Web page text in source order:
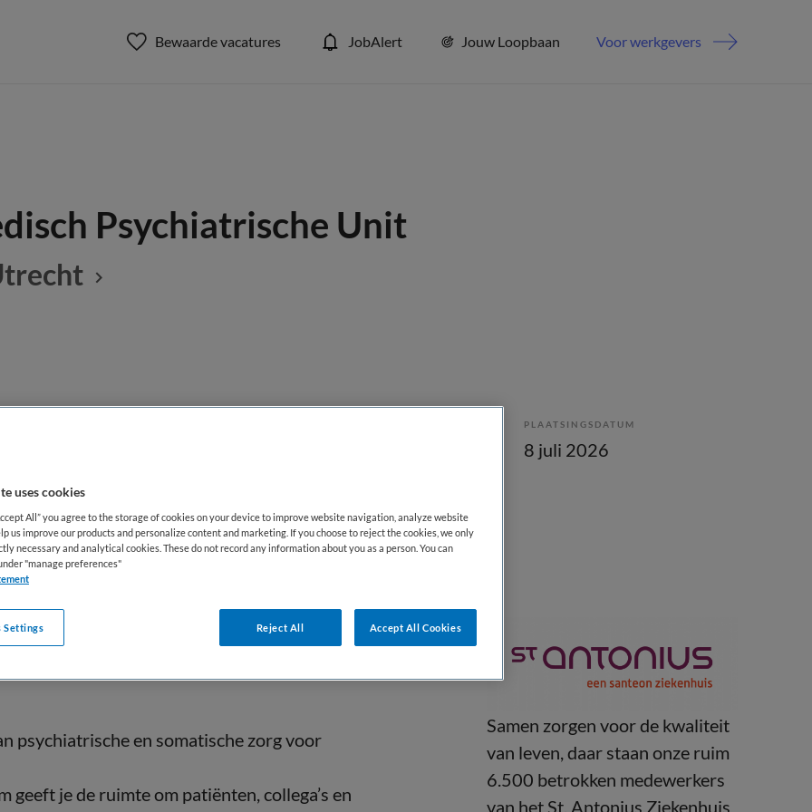
Bewaarde vacatures JobAlert Jouw Loopbaan Voor werkgevers
Psychiatrische Unit
PLAATSINGSDATUM
8 juli 2026
Parttime
en bouw een vaste basis op binnen een
psychiatrische en somatische zorg voor
geeft je de ruimte om patiënten, collega’s en
Samen zorgen voor de kwaliteit
van leven, daar staan onze ruim
6.500 betrokken medewerkers
van het St. Antonius Ziekenhuis
uses cookies
All” you agree to the storage of cookies on your device to improve website navigation, analyze website
us improve our products and personalize content and marketing. If you choose to reject the cookies, we only
necessary and analytical cookies. These do not record any information about you as a person. You can
"manage preferences"
Reject All Accept All Cookies
Settings